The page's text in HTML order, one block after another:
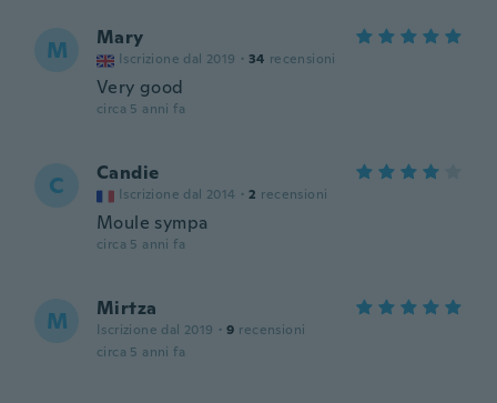
M Mary
Iscrizione dal 2019 · 34 recensioni
Very good
circa 5 anni fa
C Candie
Iscrizione dal 2014 · 2 recensioni
Moule sympa
circa 5 anni fa
M Mirtza
Iscrizione dal 2019 · 9 recensioni
circa 5 anni fa